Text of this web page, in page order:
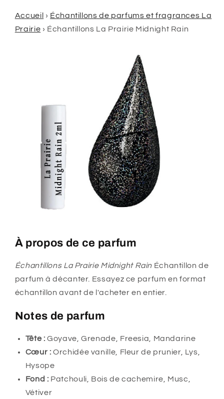
Accueil › Échantillons de parfums et fragrances La
Prairie › Échantillons La Prairie Midnight Rain
À propos de ce parfum
Échantillons La Prairie Midnight Rain Échantillon de
parfum à décanter. Essayez ce parfum en format
échantillon avant de l'acheter en entier.
Notes de parfum
Tête : Goyave, Grenade, Freesia, Mandarine
Cœur : Orchidée vanille, Fleur de prunier, Lys,
Hysope
Fond : Patchouli, Bois de cachemire, Musc,
Vétiver